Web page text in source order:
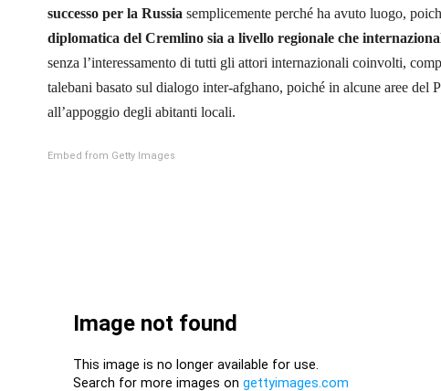
successo per la Russia semplicemente perché ha avuto luogo,
diplomatica del Cremlino sia a livello regionale che
senza l’interessamento di tutti gli attori internazionali coinvolti,
talebani basato sul dialogo inter-afghano, poiché in alcune aree del
all’appoggio degli abitanti locali.
Embed from Getty Images